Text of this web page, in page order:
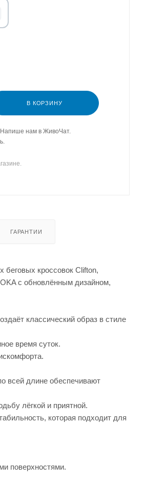
В КОРЗИНУ
Напише нам в ЖивоЧат.
ГАРАНТИИ
беговых кроссовок Clifton,
с обновлённым дизайном,
классический образ в стиле
время суток.
всей длине обеспечивают
лёгкой и приятной.
которая подходит для
поверхностями.